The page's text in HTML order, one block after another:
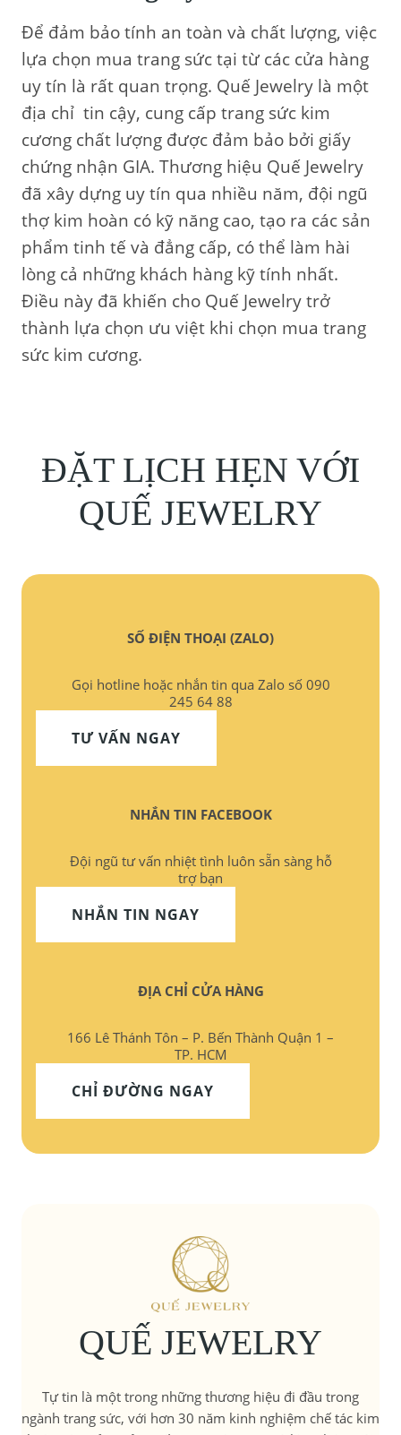
Để đảm bảo tính an toàn và chất lượng, việc
lựa chọn mua trang sức tại từ các cửa hàng
uy tín là rất quan trọng. Quế Jewelry là một
địa chỉ tin cậy, cung cấp trang sức kim
cương chất lượng được đảm bảo bởi giấy
chứng nhận GIA. Thương hiệu Quế Jewelry
đã xây dựng uy tín qua nhiều năm, đội ngũ
thợ kim hoàn có kỹ năng cao, tạo ra các sản
phẩm tinh tế và đẳng cấp, có thể làm hài
lòng cả những khách hàng kỹ tính nhất.
Điều này đã khiến cho Quế Jewelry trở
thành lựa chọn ưu việt khi chọn mua trang
sức kim cương.
ĐẶT LỊCH HẸN VỚI
QUẾ JEWELRY
SỐ ĐIỆN THOẠI (ZALO)
Gọi hotline hoặc nhắn tin qua Zalo số 090
245 64 88
TƯ VẤN NGAY
NHẮN TIN FACEBOOK
Đội ngũ tư vấn nhiệt tình luôn sẵn sàng hỗ
trợ bạn
NHẮN TIN NGAY
ĐỊA CHỈ CỬA HÀNG
166 Lê Thánh Tôn – P. Bến Thành Quận 1 –
TP. HCM
CHỈ ĐƯỜNG NGAY
QUẾ JEWELRY
Tự tin là một trong những thương hiệu đi đầu trong
ngành trang sức, với hơn 30 năm kinh nghiệm chế tác kim